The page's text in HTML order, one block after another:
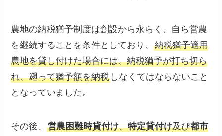
農地の納税猶予制度は創設から永らく、自ら営農
を継続することを条件としており、納税猶予適用
農地を貸し付けた場合には、納税猶予が打ち切ら
れ、遡って猶予額を納税 しなくてはならないこと
となっていました。
その後、営農困難時貸付け、特定貸付け及び都市